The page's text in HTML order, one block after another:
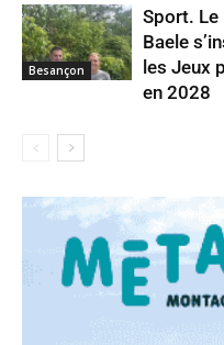
Besançon
Sport. Le
Baele
les Jeux
en 2028